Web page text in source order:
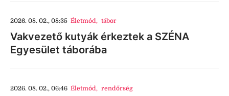
2026. 08. 02., 08:35 Életmód, tábor
Vakvezető kutyák érkeztek a SZÉNA
Egyesület táborába
2026. 08. 02., 06:46 Életmód, rendőrség